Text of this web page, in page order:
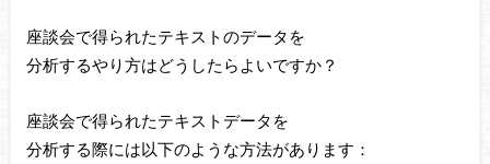
座談会で得られたテキストのデータを
分析するやり方はどうしたらよいですか？
座談会で得られたテキストデータを
分析する際には以下のような方法があります：